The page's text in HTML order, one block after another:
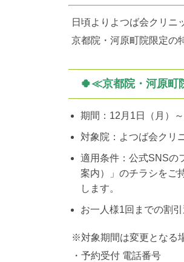
日頃よりよつば会クリニ
京都院・河原町院限定の
🍀≪京都院・河原町
期間：12月1日（月）～
対象院：よつば会クリ
適用条件：公式SNSの
案内）」のチラシをご
します。
お一人様1回までの割
※対象期間は変更となる
・予約受付 電話番号